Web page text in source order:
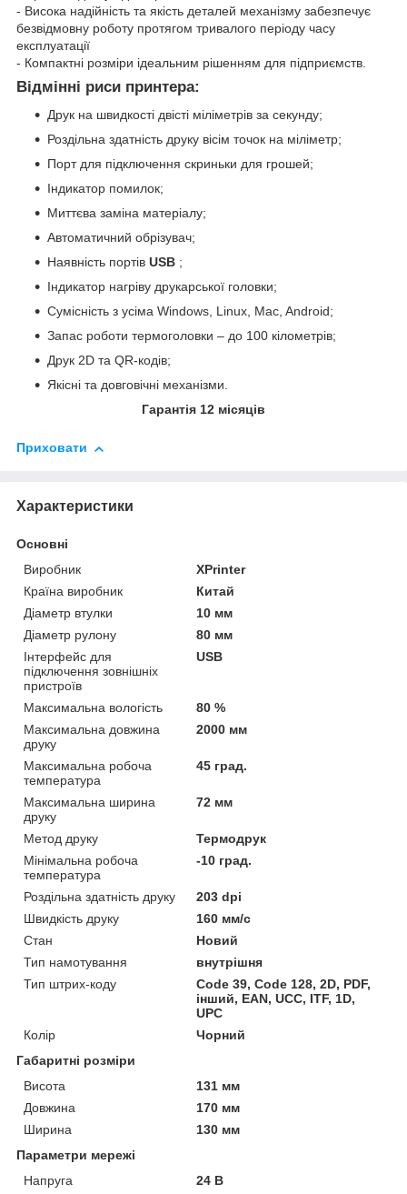
- Висока надійність та якість деталей механізму забезпечує
безвідмовну роботу протягом тривалого періоду часу
експлуатації
- Компактні розміри ідеальним рішенням для підприємств.
Відмінні риси принтера:
Друк на швидкості двісті міліметрів за секунду;
Роздільна здатність друку вісім точок на міліметр;
Порт для підключення скриньки для грошей;
Індикатор помилок;
Миттєва заміна матеріалу;
Автоматичний обрізувач;
Наявність портів USB ;
Індикатор нагріву друкарської головки;
Сумісність з усіма Windows, Linux, Mac, Android;
Запас роботи термоголовки – до 100 кілометрів;
Друк 2D та QR-кодів;
Якісні та довговічні механізми.
Гарантія 12 місяців
Приховати
Характеристики
Основні
Виробник
XPrinter
Країна виробник
Китай
Діаметр втулки
10 мм
Діаметр рулону
80 мм
Інтерфейс для
підключення зовнішніх
пристроїв
USB
Максимальна вологість
80 %
Максимальна довжина
друку
2000 мм
Максимальна робоча
температура
45 град.
Максимальна ширина
друку
72 мм
Метод друку
Термодрук
Мінімальна робоча
температура
-10 град.
Роздільна здатність друку
203 dpi
Швидкість друку
160 мм/с
Стан
Новий
Тип намотування
внутрішня
Тип штрих-коду
Code 39, Code 128, 2D, PDF,
інший, EAN, UCC, ITF, 1D,
UPC
Колір
Чорний
Габаритні розміри
Висота
131 мм
Довжина
170 мм
Ширина
130 мм
Параметри мережі
Напруга
24 В